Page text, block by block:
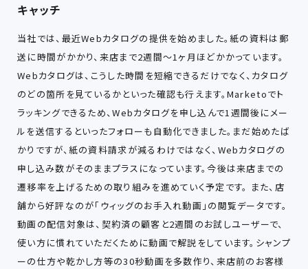
キャッチ
当社では、最近Webカタログの提供を始めました。紙の資料は郵
送に時間がかかり、来店まで2週間～1ヶ月ほどかかっています。
Webカタログは、こうした時間を短縮できるだけでなく、カタログ
のどの箇所を見ているかといった確認も行えます。Marketoでト
ラッキングできるため、Webカタログを申し込んで1週間後にメー
ルを送信するといったフォローも自動化できました。まだ始めたば
かりですが、紙の資料請求が減るわけではなく、Webカタログの
申し込み数がそのままプラスになっています。今後は来店までの
遷移率を上げるための取り組みを進めていく予定です。 また、店
舗から好評なのが「ウィッグのお手入れ動画」の閲覧データです。
動画の配信対象は、契約済の顧客と2週間のお試しユーザーで、
使い方に慣れていただくために動画で解説をしています。シャンプ
ーの仕方や乾かし方等の30秒動画を多数作り、来店前のお客様